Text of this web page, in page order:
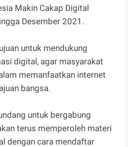
Makin Cakap Digital
Desember 2021.
untuk mendukung
digital, agar masyarakat
memanfaatkan internet
bangsa.
untuk bergabung
terus memperoleh materi
dengan cara mendaftar